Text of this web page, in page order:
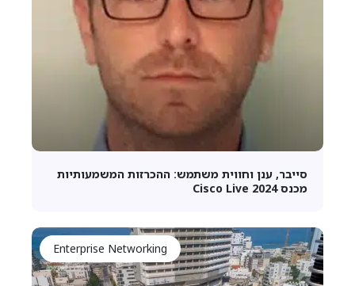
סייבר, ענן וחווית משתמש: ההכרזות המשמעותיות
מכנס Cisco Live 2024
Enterprise Networking